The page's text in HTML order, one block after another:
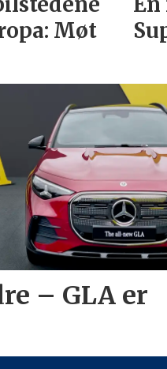
Møt
– GLA er